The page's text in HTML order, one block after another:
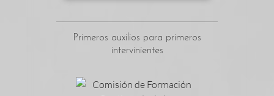
Primeros auxilios para primeros
intervinientes